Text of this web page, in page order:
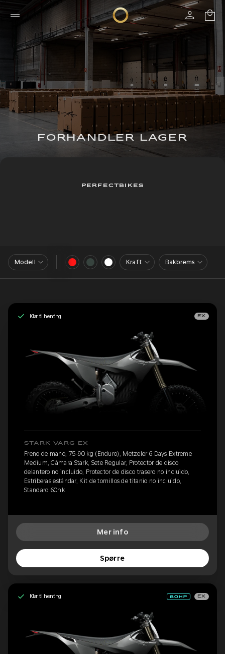
FORHANDLER LAGER
PERFECTBIKES
Modell Kraft Bakbrems
Klar til henting EX
STARK VARG EX
Freno de mano, 75-90 kg (Enduro), Metzeler 6 Days Extreme
Medium, Cámara Stark, Sete Regular, Protector de disco
delantero no incluido, Protector de disco trasero no incluido,
Estriberas estándar, Kit de tornillos de titanio no incluido,
Standard 60hk
Mer info
Spørre
Klar til henting EX